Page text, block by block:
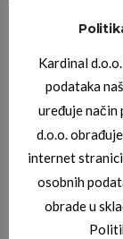
JAGUAR DIOPTRIJSKI
JAGUAR
Kardinal
podataka
uređuje način
d.o.o.
internet
osobnih
obrade u